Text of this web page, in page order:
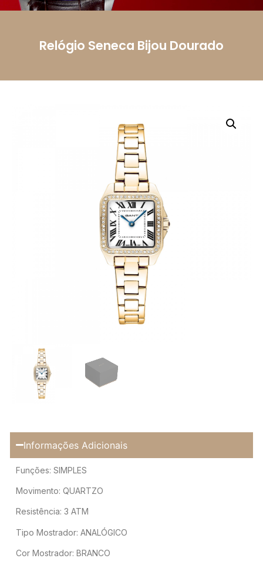
Relógio Seneca Bijou Dourado
Informações Adicionais
Funções: SIMPLES
Movimento: QUARTZO
Resistência: 3 ATM
Tipo Mostrador: ANALÓGICO
Cor Mostrador: BRANCO
Mensagem
Enviar